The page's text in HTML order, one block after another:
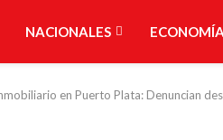
NACIONALES ECONOMÍA
en Puerto Plata: Denuncian